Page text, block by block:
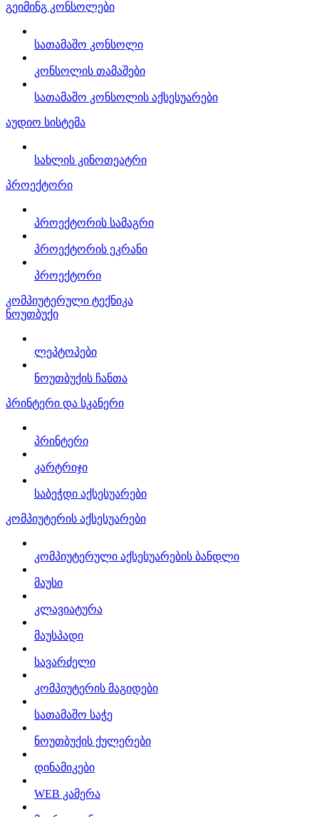
გეიმინგ კონსოლები
სათამაშო კონსოლი
კონსოლის თამაშები
სათამაშო კონსოლის აქსესუარები
აუდიო სისტემა
სახლის კინოთეატრი
პროექტორი
პროექტორის სამაგრი
პროექტორის ეკრანი
პროექტორი
კომპიუტერული ტექნიკა
ნოუთბუქი
ლეპტოპები
ნოუთბუქის ჩანთა
პრინტერი და სკანერი
პრინტერი
კარტრიჯი
საბეჭდი აქსესუარები
კომპიუტერის აქსესუარები
კომპიუტერული აქსესუარების ბანდლი
მაუსი
კლავიატურა
მაუსპადი
სავარძელი
კომპიუტერის მაგიდები
სათამაშო საჭე
ნოუთბუქის ქულერები
დინამიკები
WEB კამერა